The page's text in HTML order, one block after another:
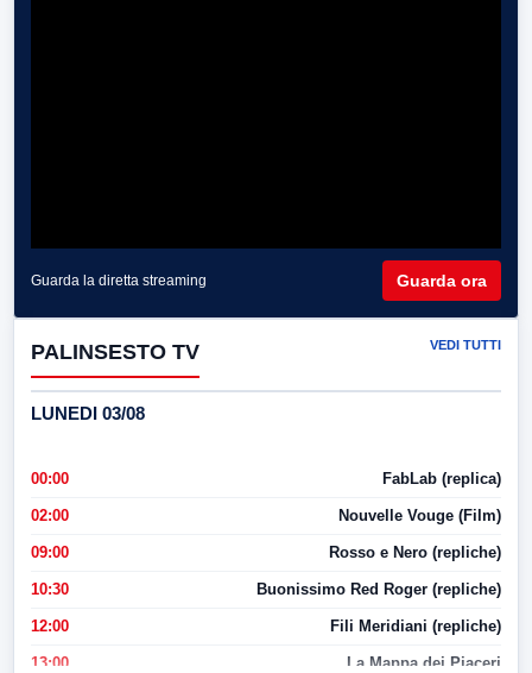
Guarda la diretta streaming Guarda ora
PALINSESTO TV VEDI TUTTI
LUNEDI 03/08
00:00 FabLab (replica)
02:00 Nouvelle Vouge (Film)
09:00 Rosso e Nero (repliche)
10:30 Buonissimo Red Roger (repliche)
12:00 Fili Meridiani (repliche)
13:00 La Mappa dei Piaceri